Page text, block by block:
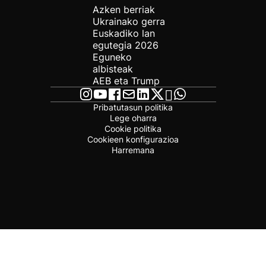
Azken berriak
Ukrainako gerra
Euskadiko lan
egutegia 2026
Eguneko
albisteak
AEB eta Trump
Pribatutasun politika
Lege oharra
Cookie politika
Cookieen konfigurazioa
Harremana